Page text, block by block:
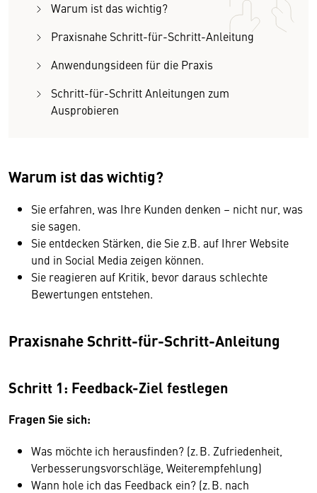
Warum ist das wichtig?
Praxisnahe Schritt-für-Schritt-Anleitung
Anwendungsideen für die Praxis
Schritt-für-Schritt Anleitungen zum
Ausprobieren
Warum ist das wichtig?
Sie erfahren, was Ihre Kunden denken – nicht nur, was
sie sagen.
Sie entdecken Stärken, die Sie z.B. auf Ihrer Website
und in Social Media zeigen können.
Sie reagieren auf Kritik, bevor daraus schlechte
Bewertungen entstehen.
Praxisnahe Schritt-für-Schritt-Anleitung
Schritt 1: Feedback-Ziel festlegen
Fragen Sie sich:
Was möchte ich herausfinden? (z. B. Zufriedenheit,
Verbesserungsvorschläge, Weiterempfehlung)
Wann hole ich das Feedback ein? (z. B. nach